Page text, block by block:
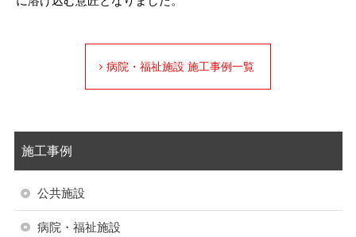
病院・福祉施設 施工事例一覧
施工事例
公共施設
病院・福祉施設